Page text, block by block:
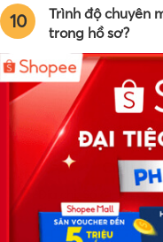
10
Trình độ chuyên
trong hồ sơ?
Công ty
Địa chỉ: Số 81, ngõ
Hoa, Quận